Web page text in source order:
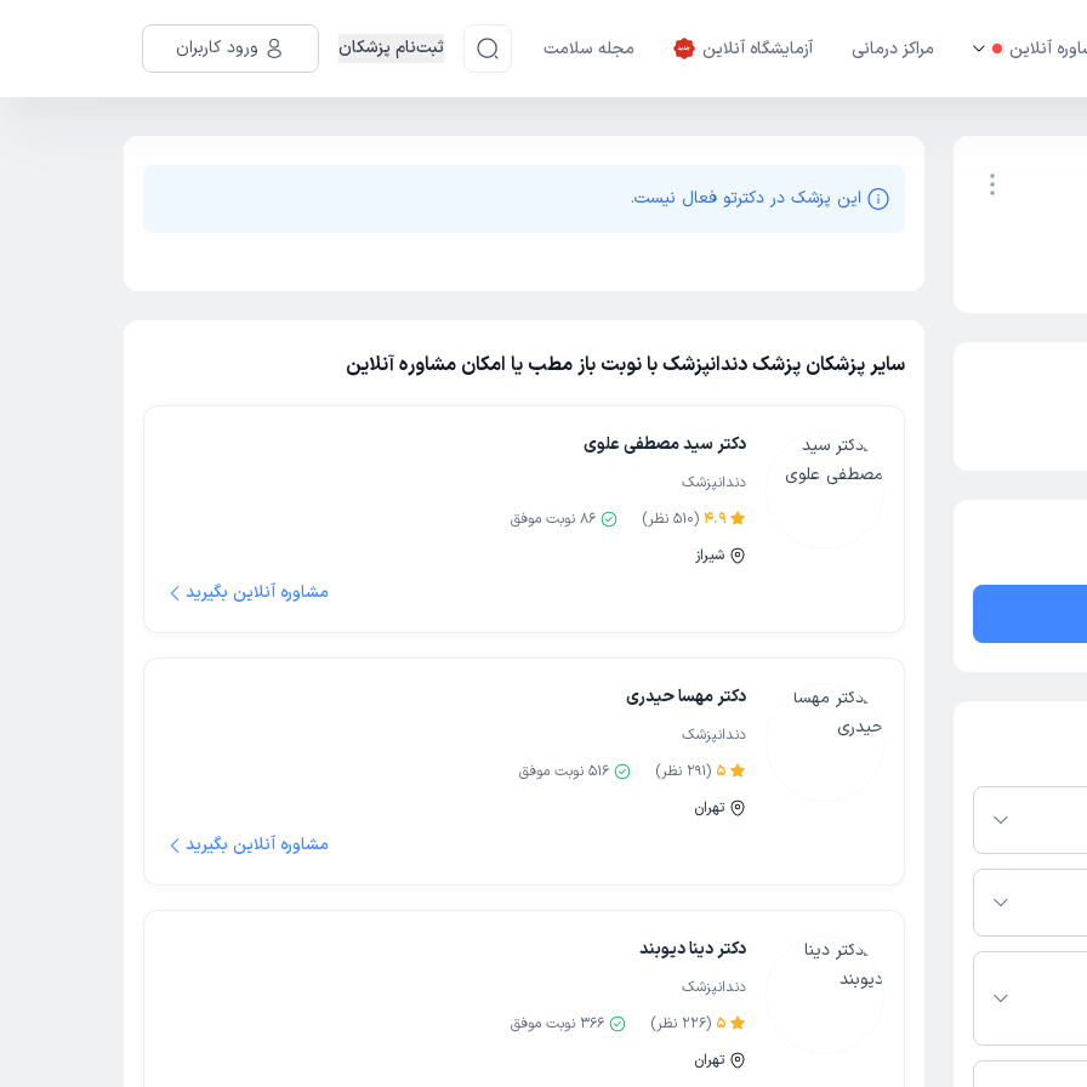
آنلاین مراکز درمانی آزمایشگاه آنلاین مجله سلامت ثبت‌نام پزشکان ورود کاربران
این پزشک در دکترتو فعال نیست.
سایر پزشکان پزشک دندانپزشک با نوبت باز مطب یا امکان مشاوره آنلاین
دکتر سید مصطفی علوی
دندانپزشک
4.9
(
510 نظر) 86 نوبت موفق
شیراز
مشاوره آنلاین بگیرید
دکتر مهسا حیدری
دندانپزشک
5
(
291 نظر) 516 نوبت موفق
تهران
مشاوره آنلاین بگیرید
دکتر دینا دیوبند
دندانپزشک
5
(
226 نظر) 366 نوبت موفق
تهران
در پلتفرم
در صورت فعال
با خدمات
دندانپزشک